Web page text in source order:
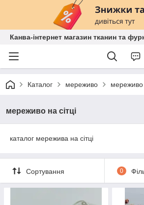
Канва-інтернет магазин тканин та
Каталог мереживо мереживо
мереживо на сітці
каталог мережива на сітці
Сортування 0